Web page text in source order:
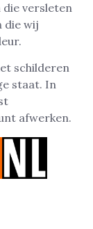
die versleten
die wij
schilderen
staat. In
afwerken.